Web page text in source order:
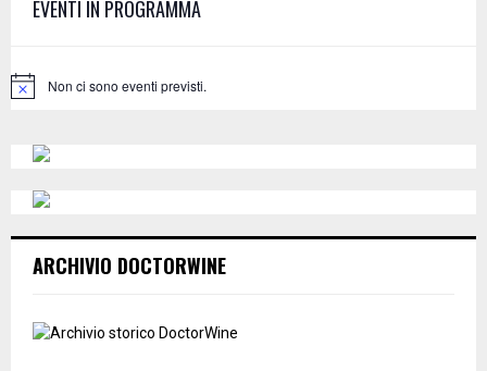
o
EVENTI IN PROGRAMMA
N
Non ci sono eventi previsti.
ARCHIVIO DOCTORWINE